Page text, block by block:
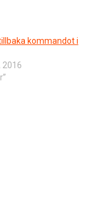
kommandot i
2016